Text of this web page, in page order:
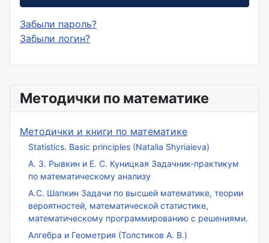
Методички по математике
Методички и книги по математике
Statistics. Basic principles (Natalia Shyriaieva)
А. З. Рывкин и Е. С. Куницкая Задачник-практикум
по математическому анализу
А.С. Шапкин Задачи по высшей математике, теории
вероятностей, математической статистике,
математическому программированию с решениями.
Алгебра и Геометрия (Толстиков А. В.)
Забыли пароль?
Забыли логин?